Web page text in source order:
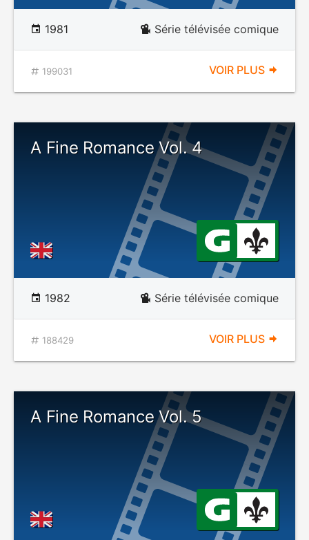
1981 Série télévisée comique
199031 VOIR PLUS
A Fine Romance Vol. 4
1982 Série télévisée comique
188429 VOIR PLUS
A Fine Romance Vol. 5